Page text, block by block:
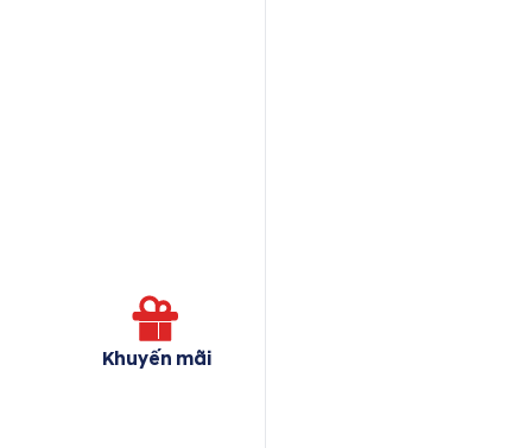
Khuyến mãi